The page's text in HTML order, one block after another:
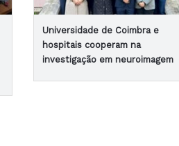
Universidade de Coimbra e
hospitais cooperam na
investigação em neuroimagem